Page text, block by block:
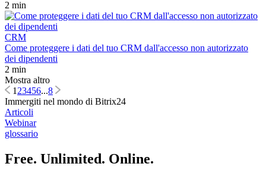
2 min
CRM
Come proteggere i dati del tuo CRM dall'accesso non autorizzato
dei dipendenti
2 min
Mostra altro
123456...8
Immergiti nel mondo di Bitrix24
Articoli
Webinar
glossario
Free. Unlimited. Online.